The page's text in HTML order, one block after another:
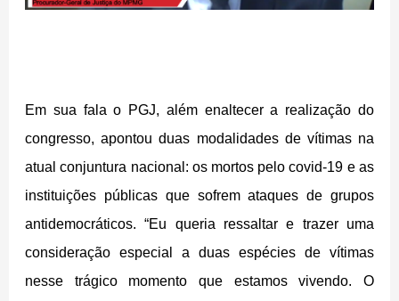
Em sua fala o PGJ, além enaltecer a realização do
congresso, apontou duas modalidades de vítimas na
atual conjuntura nacional: os mortos pelo covid-19 e as
instituições públicas que sofrem ataques de grupos
antidemocráticos. “Eu queria ressaltar e trazer uma
consideração especial a duas espécies de vítimas
nesse trágico momento que estamos vivendo. O